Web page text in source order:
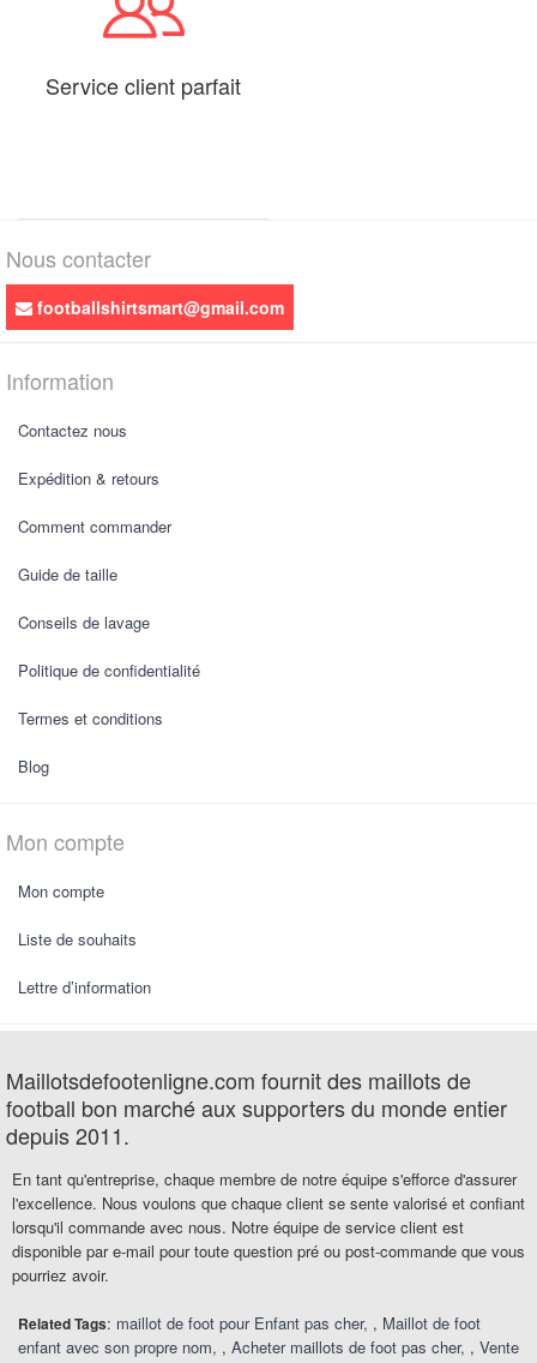
Service client parfait
Nous contacter
footballshirtsmart@gmail.com
Information
Contactez nous
Expédition & retours
Comment commander
Guide de taille
Conseils de lavage
Politique de confidentialité
Termes et conditions
Blog
Mon compte
Mon compte
Liste de souhaits
Lettre d’information
Maillotsdefootenligne.com fournit des maillots de
football bon marché aux supporters du monde entier
depuis 2011.
En tant qu'entreprise, chaque membre de notre équipe s'efforce d'assurer
l'excellence. Nous voulons que chaque client se sente valorisé et confiant
lorsqu'il commande avec nous. Notre équipe de service client est
disponible par e-mail pour toute question pré ou post-commande que vous
pourriez avoir.
Related Tags: maillot de foot pour Enfant pas cher , Maillot de foot
enfant avec son propre nom , Acheter maillots de foot pas cher , Vente